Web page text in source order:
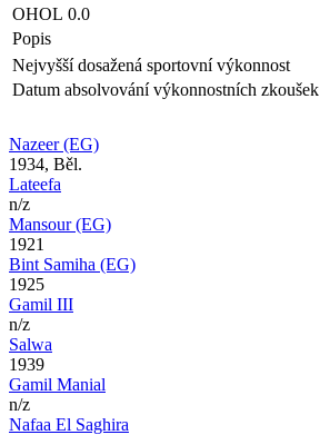
OHOL 0.0
Popis
Nejvyšší dosažená sportovní výkonnost
Datum absolvování výkonnostních zkoušek
Nazeer (EG)
1934, Běl.
Lateefa
n/z
Mansour (EG)
1921
Bint Samiha (EG)
1925
Gamil III
n/z
Salwa
1939
Gamil Manial
n/z
Nafaa El Saghira